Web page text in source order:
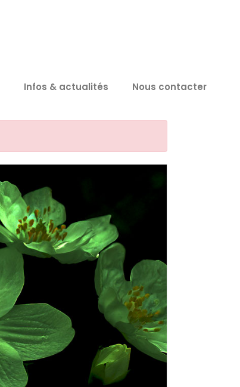
Infos & actualités Nous contacter